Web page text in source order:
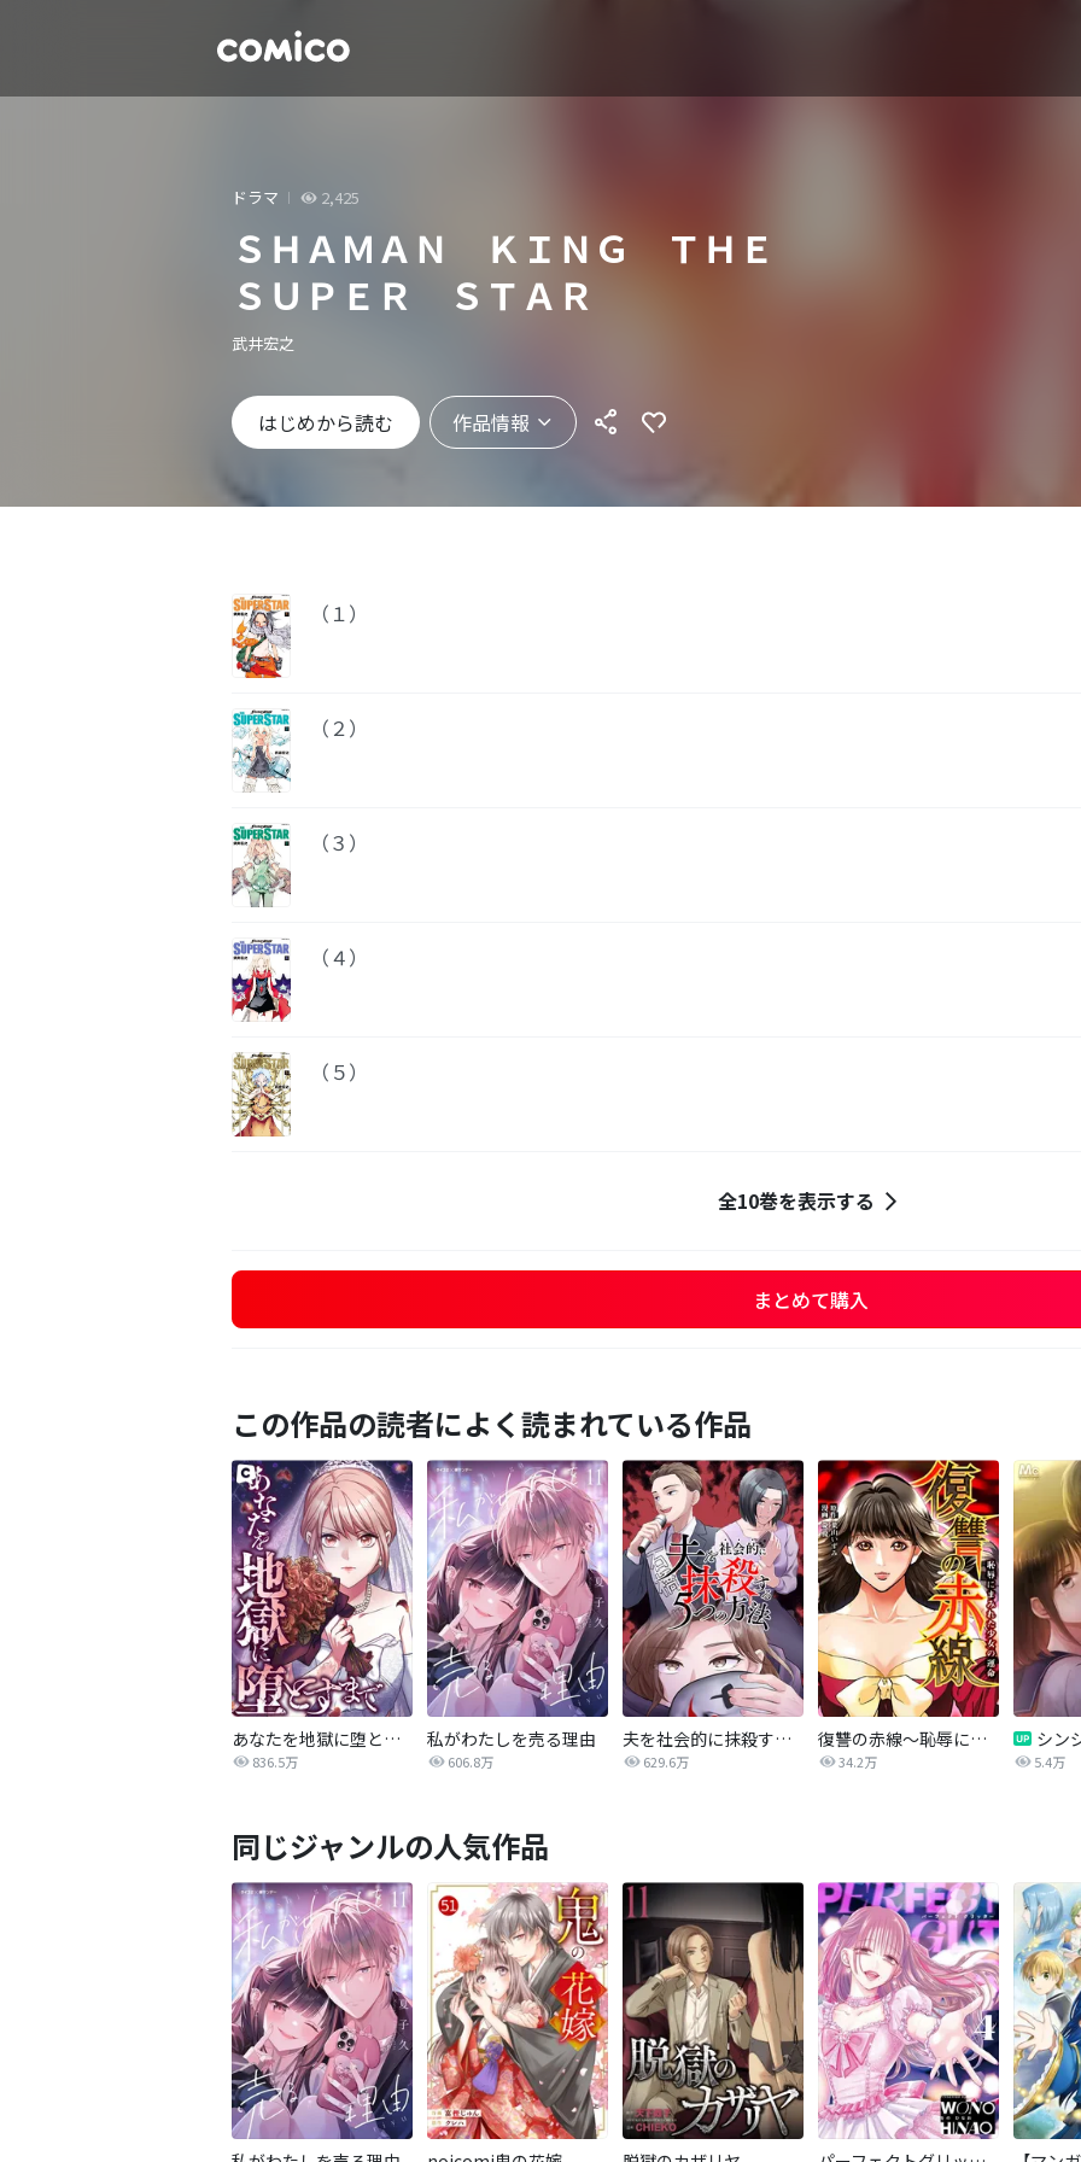
ドラマ 2,425
ＳＨＡＭＡＮ ＫＩＮＧ ＴＨＥ
ＳＵＰＥＲ ＳＴＡＲ
武井宏之
はじめから読む 作品情報
（１）
（２）
（３）
（４）
（５）
全10巻を表示する
まとめて購入
この作品の読者によく読まれている作品
あなたを地獄に堕とすまで
836.5万
私がわたしを売る理由
606.8万
夫を社会的に抹殺する5つの方法
629.6万
復讐の赤線～恥辱にまみれた少女の運命～【タテヨミ】
34.2万 5.4万
同じジャンルの人気作品